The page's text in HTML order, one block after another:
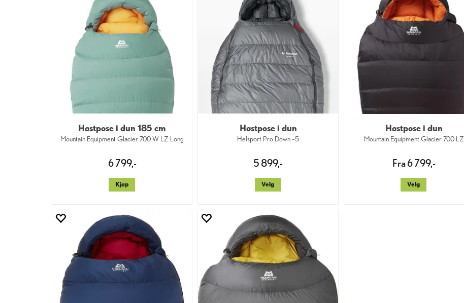
Høstpose i dun 185 cm
Mountain Equipment Glacier 700 W LZ Long
6 799,-
Kjøp
Høstpose i dun
Helsport Pro Down –5
5 899,-
Velg
Høstpose i dun
Mountain Equipment Glacier 700 LZ
Fra 6 799,-
Velg